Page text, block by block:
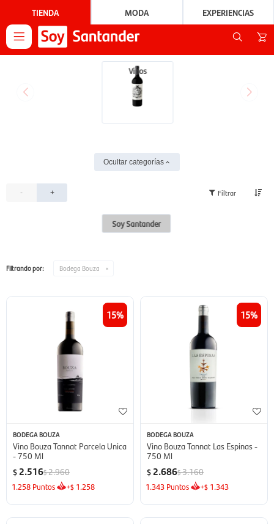
TIENDA MODA EXPERIENCIAS

Vinos
Ocultar categorías
- +
Soy Santander
Filtrando por: Bodega Bouza
15
BODEGA BOUZA
Vino Bouza Tannat Parcela Unica
- 750 Ml
$ 2.516$2.960
1.258 Puntos +$ 1.258
15
BODEGA BOUZA
Vino Bouza Tannat Las Espinas -
750 Ml
$ 2.686$3.160
1.343 Puntos +$ 1.343